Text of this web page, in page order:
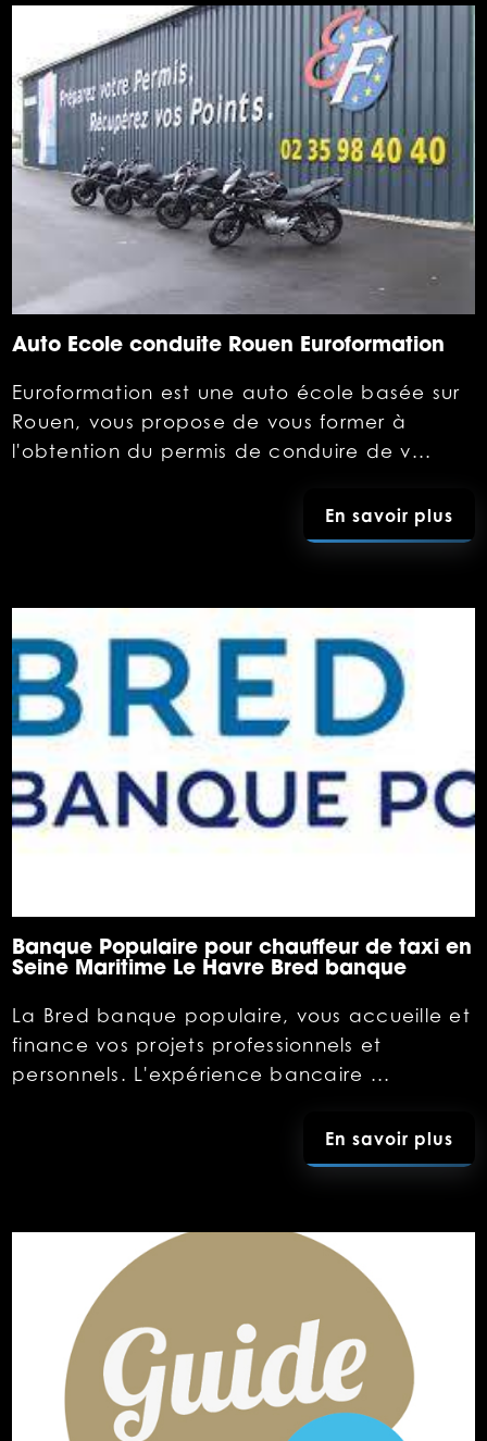
Auto Ecole conduite Rouen Euroformation
Euroformation est une auto école basée sur
Rouen, vous propose de vous former à
l'obtention du permis de conduire de v...
En savoir plus
Banque Populaire pour chauffeur de taxi en
Seine Maritime Le Havre Bred banque
La Bred banque populaire, vous accueille et
finance vos projets professionnels et
personnels. L'expérience bancaire ...
En savoir plus